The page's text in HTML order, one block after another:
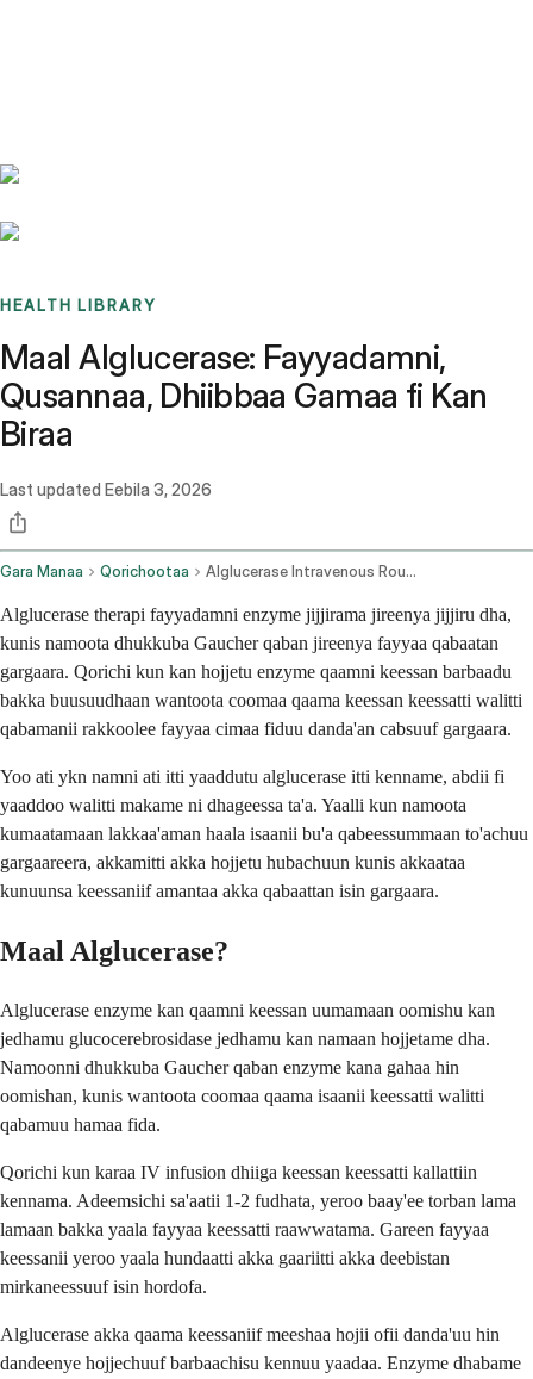
HEALTH LIBRARY
Maal Alglucerase: Fayyadamni,
Qusannaa, Dhiibbaa Gamaa fi Kan
Biraa
Last updated Eebila 3, 2026
Gara Manaa Qorichootaa Alglucerase Intravenous Route
Alglucerase therapi fayyadamni enzyme jijjirama jireenya jijjiru dha,
kunis namoota dhukkuba Gaucher qaban jireenya fayyaa qabaatan
gargaara. Qorichi kun kan hojjetu enzyme qaamni keessan barbaadu
bakka buusuudhaan wantoota coomaa qaama keessan keessatti walitti
qabamanii rakkoolee fayyaa cimaa fiduu danda'an cabsuuf gargaara.
Yoo ati ykn namni ati itti yaaddutu alglucerase itti kenname, abdii fi
yaaddoo walitti makame ni dhageessa ta'a. Yaalli kun namoota
kumaatamaan lakkaa'aman haala isaanii bu'a qabeessummaan to'achuu
gargaareera, akkamitti akka hojjetu hubachuun kunis akkaataa
kunuunsa keessaniif amantaa akka qabaattan isin gargaara.
Maal Alglucerase?
Alglucerase enzyme kan qaamni keessan uumamaan oomishu kan
jedhamu glucocerebrosidase jedhamu kan namaan hojjetame dha.
Namoonni dhukkuba Gaucher qaban enzyme kana gahaa hin
oomishan, kunis wantoota coomaa qaama isaanii keessatti walitti
qabamuu hamaa fida.
Qorichi kun karaa IV infusion dhiiga keessan keessatti kallattiin
kennama. Adeemsichi sa'aatii 1-2 fudhata, yeroo baay'ee torban lama
lamaan bakka yaala fayyaa keessatti raawwatama. Gareen fayyaa
keessanii yeroo yaala hundaatti akka gaariitti akka deebistan
mirkaneessuuf isin hordofa.
Alglucerase akka qaama keessaniif meeshaa hojii ofii danda'uu hin
dandeenye hojjechuuf barbaachisu kennuu yaadaa. Enzyme dhabame